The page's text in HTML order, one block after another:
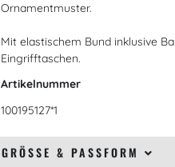
Ornamentmuster.
Mit elastischem Bund inklusive
Eingrifftaschen.
Artikelnummer
100195127*1
GRÖSSE & PASSFORM